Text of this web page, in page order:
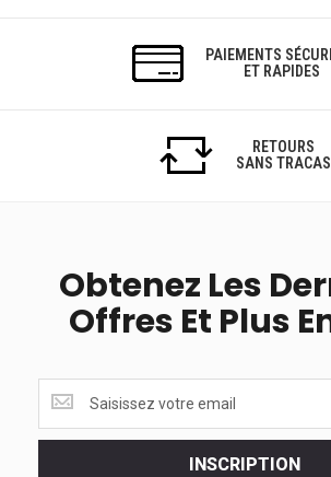
PAIEMENTS
ET RAPIDES
RETOURS
SANS TRACAS
Obtenez Les
Offres Et Plus
les
dernières
INSCRIPTION